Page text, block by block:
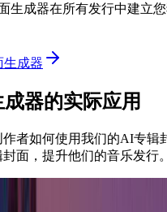
生成器在所有发行中建立
生成器
器的实际应用
者如何使用我们的AI专辑
面，提升他们的音乐发行。